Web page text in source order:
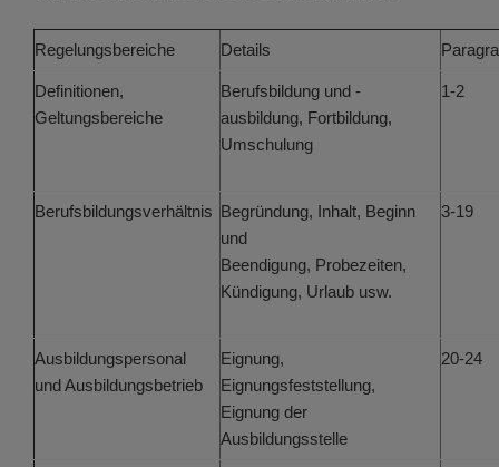
Regelungsbereiche Details
Definitionen,
Geltungsbereiche
Berufsbildung und -
ausbildung, Fortbildung,
Umschulung
1-2
Berufsbildungsverhältnis Begründung, Inhalt, Beginn
und
Beendigung, Probezeiten,
Kündigung, Urlaub usw.
3-19
Ausbildungspersonal
und Ausbildungsbetrieb
Eignung,
Eignungsfeststellung,
Eignung der
Ausbildungsstelle
20-24